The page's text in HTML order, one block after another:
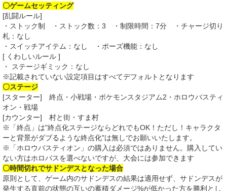
〇ゲームセッティング
[乱闘ルール]
・ストック制 ・ストック数：3 ・制限時間：7分 ・チャージ切り
札：なし
・スイッチアイテム：なし ・ポーズ機能：なし
[ くわしいルール ]
・ ステージギミック：なし
※記載されていない設定項目はすべてデフォルトとなります
〇ステージ
[スターター] 終点・小戦場・ポケモンスタジアム2・ホロウバスティ
オン・戦場
[カウンター] 村と街・すま村
※「終点」は"終点化ステージならどれでもOK！ただし！キャラクタ
ーと背景がダブるような終点化"は無しでお願いいたします。
※「ホロウバスティオン」の購入は必須ではありません。購入してい
ない方はホロバスを選べないですが、大会には参加できます
〇時間切れでサドンデスとなった場合
原則として、ゲーム内のサドンデスの結果は適用せず、サドンデスが
発生する直前の状態の互いの蓄積ダメージ%が低かった方を勝利とし